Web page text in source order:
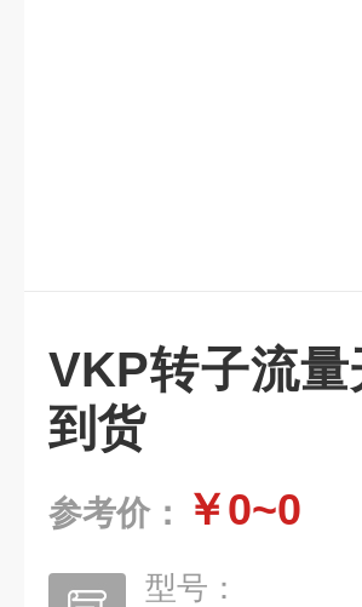
VKP转子流
到货
参考价： ￥0~0
型号：